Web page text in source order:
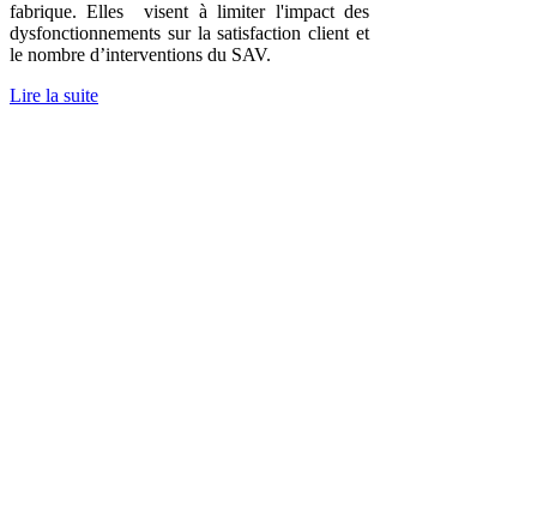
fabrique. Elles visent à limiter l'impact des
dysfonctionnements sur la satisfaction client et
le nombre d’interventions du SAV.
Lire la suite